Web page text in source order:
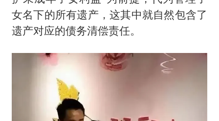
女名下的所有遗产，这其中就自然包含了
遗产对应的债务清偿责任。